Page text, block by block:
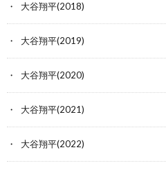
大谷翔平(2018)
大谷翔平(2019)
大谷翔平(2020)
大谷翔平(2021)
大谷翔平(2022)